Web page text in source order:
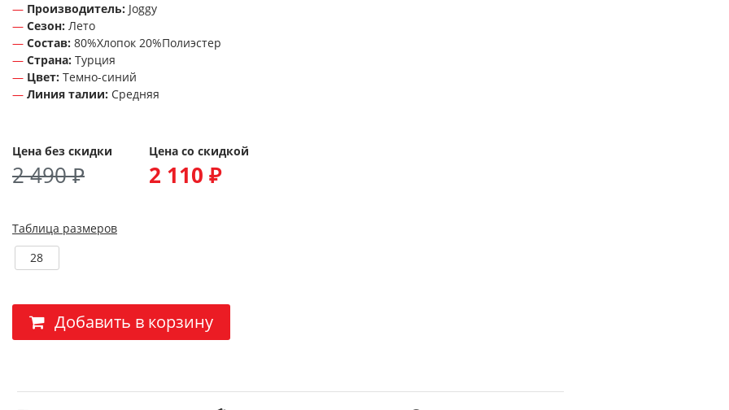
Производитель: Joggy
Сезон: Лето
Состав: 80%Хлопок 20%Полиэстер
Страна: Турция
Цвет: Темно-синий
Линия талии: Средняя
Цена без скидки
2 490 ₽
Цена со скидкой
2 110 ₽
Таблица размеров
28
Добавить в корзину